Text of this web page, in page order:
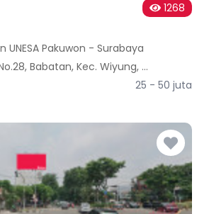
1268
UNESA Pakuwon - Surabaya
Jl. Babatan UNESA No.28, Babatan, Kec. Wiyung, Kota SBY, Jawa Timur 60213, Indonesia
25 - 50 juta